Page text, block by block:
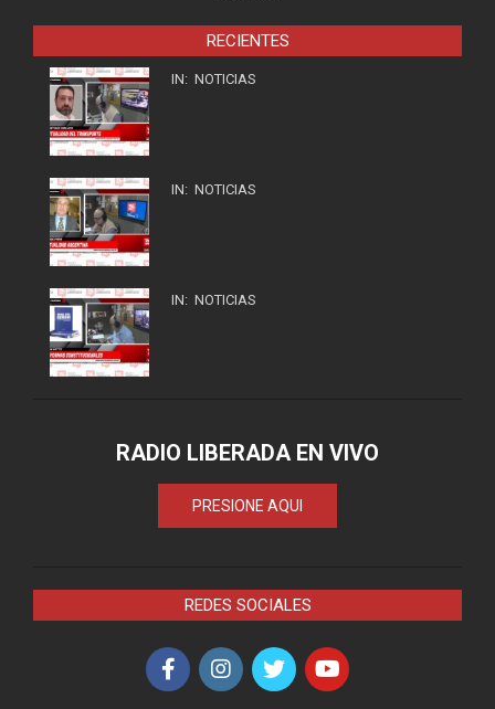
RECIENTES
IN: NOTICIAS
IN: NOTICIAS
IN: NOTICIAS
RADIO LIBERADA EN VIVO
PRESIONE AQUI
REDES SOCIALES